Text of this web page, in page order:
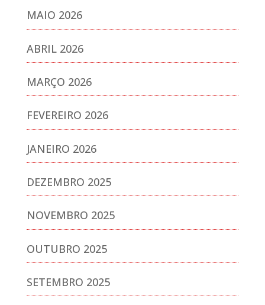
MAIO 2026
ABRIL 2026
MARÇO 2026
FEVEREIRO 2026
JANEIRO 2026
DEZEMBRO 2025
NOVEMBRO 2025
OUTUBRO 2025
SETEMBRO 2025